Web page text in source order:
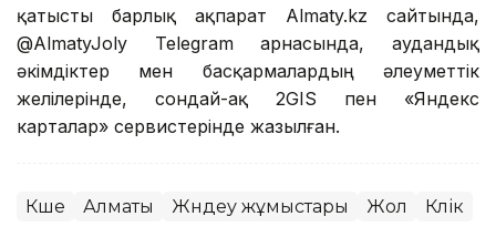
қатысты барлық ақпарат Almaty.kz сайтында,
@AlmatyJoly Telegram арнасында, аудандық
әкімдіктер мен басқармалардың әлеуметтік
желілерінде, сондай-ақ 2GIS пен «Яндекс
карталар» сервистерінде жазылған.
Көше Алматы Жөндеу жұмыстары Жол Көлік